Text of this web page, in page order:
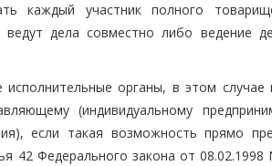
каждый участник полного
дела совместно либо ведение
органы, в этом случае
(индивидуальному
если такая возможность прямо
42 Федерального закона от 08.02.1998